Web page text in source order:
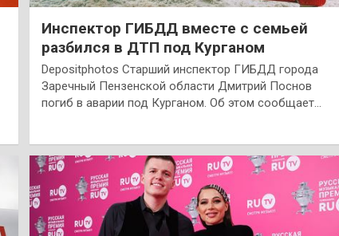
Инспектор ГИБДД вместе с семьей
разбился в ДТП под Курганом
Depositphotos Старший инспектор ГИБДД города
Заречный Пензенской области Дмитрий Поснов
погиб в аварии под Курганом. Об этом сообщает…